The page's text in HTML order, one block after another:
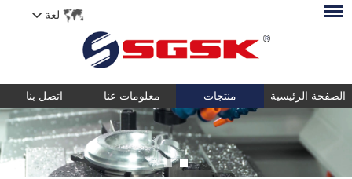
لغة
الصفحة الرئيسية منتجات معلومات عنا اتصل بنا